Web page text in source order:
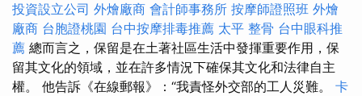
投資設立公司 外燴廠商 會計師事務所 按摩師證照班 外燴
廠商 台胞證桃園 台中按摩排毒推薦 太平 整骨 台中眼科推
薦 總而言之，保留是在土著社區生活中發揮重要作用，保
留其文化的領域，並在許多情況下確保其文化和法律自主
權。 他告訴《在線郵報》：“我責怪外交部的工人災難。 卡